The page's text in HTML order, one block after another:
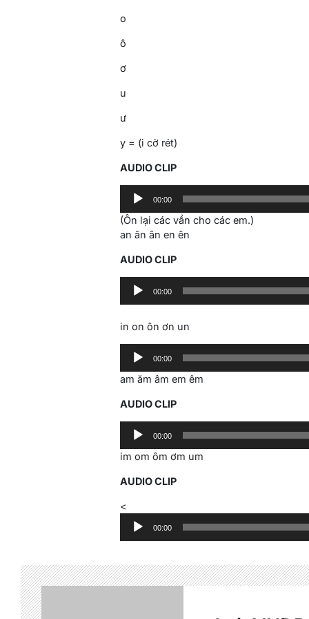
o
ô
ơ
u
ư
y = (i cờ rét)
AUDIO CLIP
Audio
Player
00:00
(Ôn lại các vần cho các em.)
an ăn ân en ên
AUDIO CLIP
Audio
Player
00:00
in on ôn ơn un
Audio
Player
00:00
am ăm âm em êm
AUDIO CLIP
Audio
Player
00:00
im om ôm ơm um
AUDIO CLIP
<
Player
00:00